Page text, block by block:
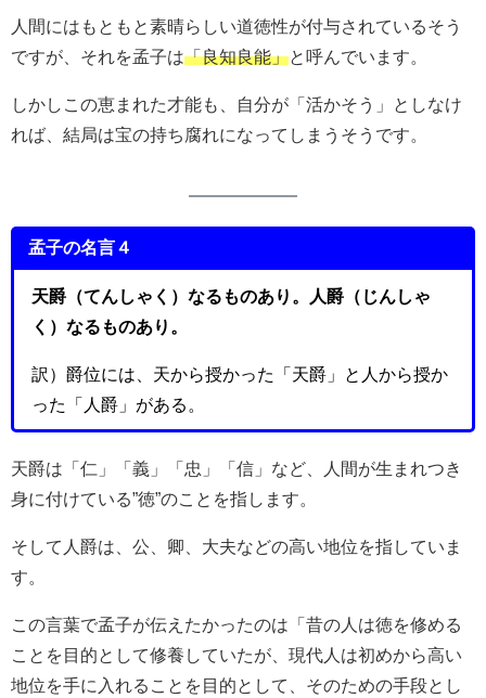
人間にはもともと素晴らしい道徳性が付与されているそう
ですが、それを孟子は「良知良能」と呼んでいます。
しかしこの恵まれた才能も、自分が「活かそう」としなけ
れば、結局は宝の持ち腐れになってしまうそうです。
孟子の名言４
天爵（てんしゃく）なるものあり。人爵（じんしゃ
く）なるものあり。
訳）爵位には、天から授かった「天爵」と人から授か
った「人爵」がある。
天爵は「仁」「義」「忠」「信」など、人間が生まれつき
身に付けている”徳”のことを指します。
そして人爵は、公、卿、大夫などの高い地位を指していま
す。
この言葉で孟子が伝えたかったのは「昔の人は徳を修める
ことを目的として修養していたが、現代人は初めから高い
地位を手に入れることを目的として、そのための手段とし